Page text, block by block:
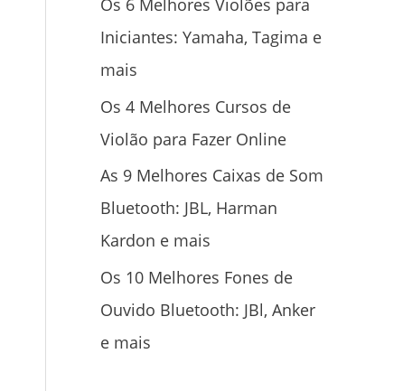
Os 6 Melhores Violões para
Iniciantes: Yamaha, Tagima e
mais
Os 4 Melhores Cursos de
Violão para Fazer Online
As 9 Melhores Caixas de Som
Bluetooth: JBL, Harman
Kardon e mais
Os 10 Melhores Fones de
Ouvido Bluetooth: JBl, Anker
e mais